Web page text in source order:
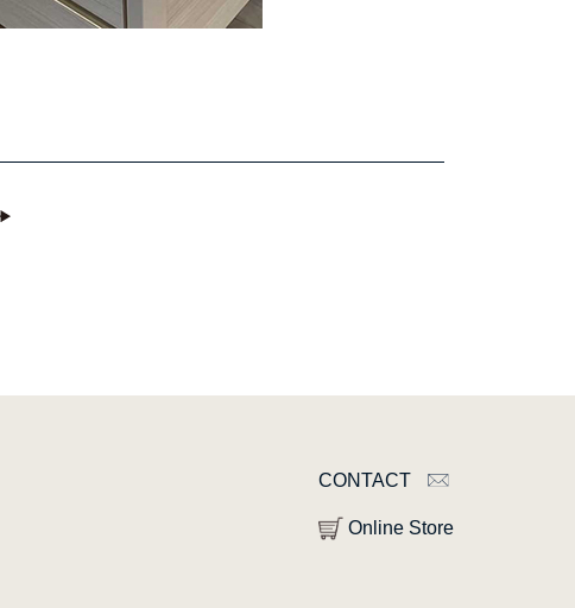
CONTACT
Online Store